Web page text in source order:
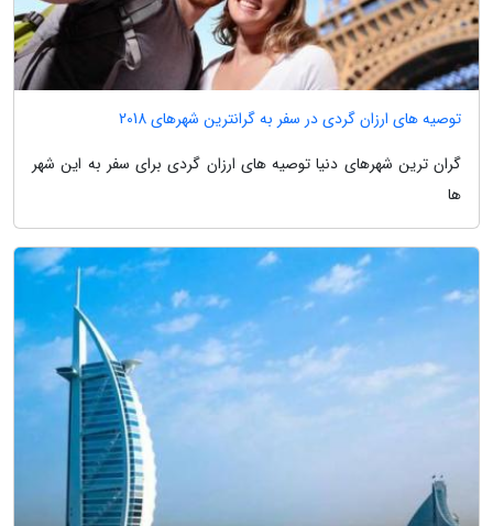
توصیه های ارزان گردی در سفر به گرانترین شهرهای 2018
گران ترین شهرهای دنیا توصیه های ارزان گردی برای سفر به این شهر
ها